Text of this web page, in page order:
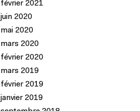
février 2021
juin 2020
mai 2020
mars 2020
février 2020
mars 2019
février 2019
janvier 2019